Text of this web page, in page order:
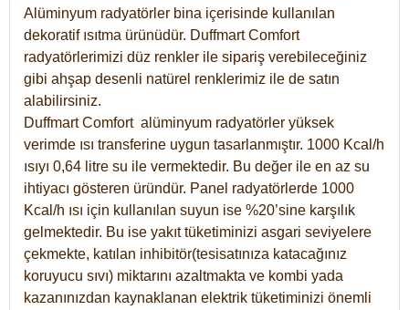
Alüminyum radyatörler bina içerisinde kullanılan
dekoratif ısıtma ürünüdür. Duffmart Comfort
radyatörlerimizi düz renkler ile sipariş verebileceğiniz
gibi ahşap desenli natürel renklerimiz ile de satın
alabilirsiniz.
Duffmart Comfort alüminyum radyatörler yüksek
verimde ısı transferine uygun tasarlanmıştır. 1000 Kcal/h
ısıyı 0,64 litre su ile vermektedir. Bu değer ile en az su
ihtiyacı gösteren üründür. Panel radyatörlerde 1000
Kcal/h ısı için kullanılan suyun ise %20’sine karşılık
gelmektedir. Bu ise yakıt tüketiminizi asgari seviyelere
çekmekte, katılan inhibitör(tesisatınıza katacağınız
koruyucu sıvı) miktarını azaltmakta ve kombi yada
kazanınızdan kaynaklanan elektrik tüketiminizi önemli